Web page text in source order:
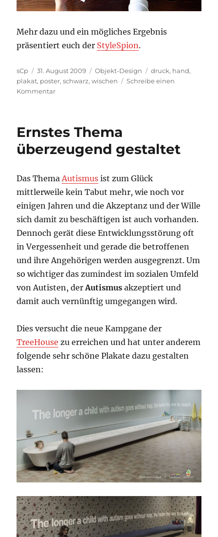
Mehr dazu und ein mögliches Ergebnis
präsentiert euch der StyleSpion.
Autor
sCp
Veröffentlicht
am
31. August 2009 Kategorien
Objekt-Design Schlagwörter
druck, hand,
plakat, poster,schwarz,wischen
Schreibe einen
Kommentarzu
Ernstes Thema
überzeugend gestaltet
Das Thema Autismus ist zum Glück
mittlerweile kein Tabut mehr, wie noch vor
einigen Jahren und die Akzeptanz und der Wille
sich damit zu beschäftigen ist auch vorhanden.
Dennoch gerät diese Entwicklungsstörung oft
in Vergessenheit und gerade die betroffenen
und ihre Angehörigen werden ausgegrenzt. Um
so wichtiger das zumindest im sozialen Umfeld
von Autisten, derAutismus akzeptiert und
damit auch vernünftig umgegangen wird.
Dies versucht die neue Kampgane der
TreeHouse zu erreichen und hat unter anderem
folgende sehr schöne Plakate dazu gestalten
lassen: